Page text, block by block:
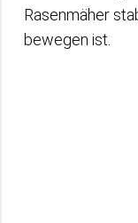
Rasenmäher
bewegen ist.